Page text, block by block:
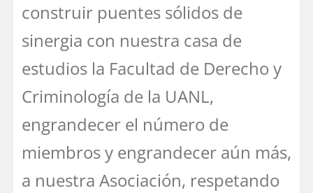
construir puentes sólidos de
sinergia con nuestra casa de
estudios la Facultad de Derecho y
Criminología de la UANL,
engrandecer el número de
miembros y engrandecer aún más,
a nuestra Asociación, respetando